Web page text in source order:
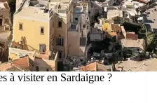
à visiter en Sardaigne ?